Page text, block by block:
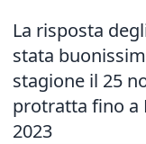
La risposta
stata
stagione il 25
protratta fino a
2023